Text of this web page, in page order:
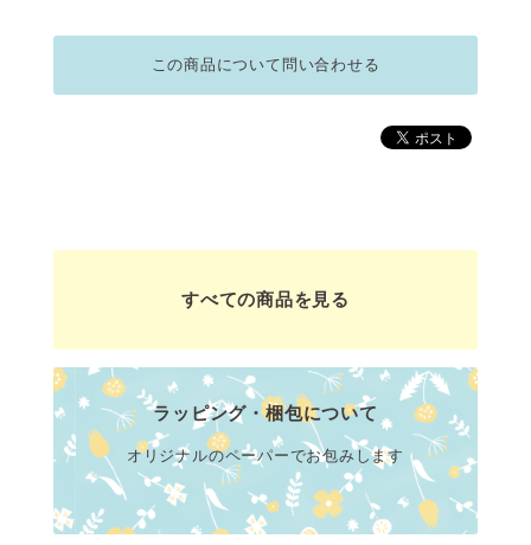
この商品について問い合わせる
すべての商品を見る
ラッピング・梱包について
オリジナルのペーパーでお包みします